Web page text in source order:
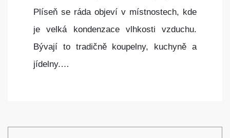
Plíseň se ráda objeví v místnostech, kde
je velká kondenzace vlhkosti vzduchu.
Bývají to tradičně koupelny, kuchyně a
jídelny.…